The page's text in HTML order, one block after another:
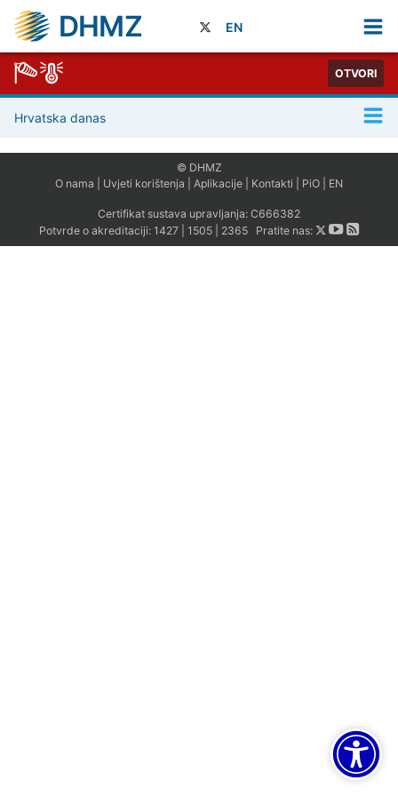
DHMZ EN
OTVORI
Hrvatska danas
© DHMZ
O nama
Uvjeti korištenja Aplikacije Kontakti PiO EN
Certifikat sustava upravljanja: C666382
Potvrde o akreditaciji: 1427| 1505| 2365Pratite nas: